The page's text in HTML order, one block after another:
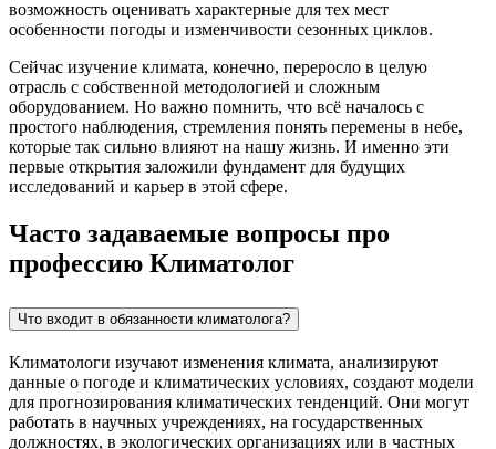
возможность оценивать характерные для тех мест
особенности погоды и изменчивости сезонных циклов.
Сейчас изучение климата, конечно, переросло в целую
отрасль с собственной методологией и сложным
оборудованием. Но важно помнить, что всё началось с
простого наблюдения, стремления понять перемены в небе,
которые так сильно влияют на нашу жизнь. И именно эти
первые открытия заложили фундамент для будущих
исследований и карьер в этой сфере.
Часто задаваемые вопросы про
профессию Климатолог
Что входит в обязанности климатолога?
Климатологи изучают изменения климата, анализируют
данные о погоде и климатических условиях, создают модели
для прогнозирования климатических тенденций. Они могут
работать в научных учреждениях, на государственных
должностях, в экологических организациях или в частных